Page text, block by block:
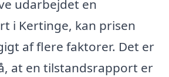
udarbejdet en
i Kertinge, kan prisen
af flere faktorer. Det er
at en tilstandsrapport er